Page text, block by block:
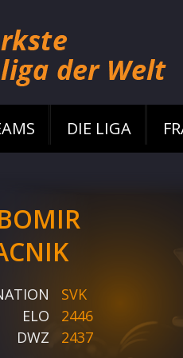
DIE LIGA
SVK
ELO
2446
DWZ
2437